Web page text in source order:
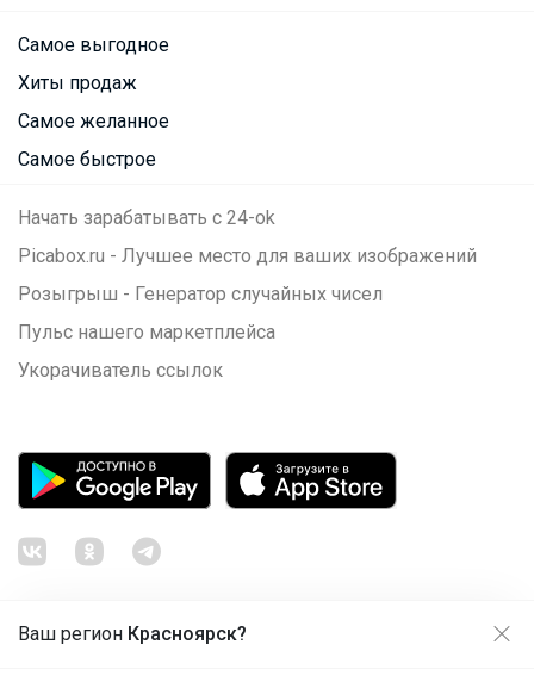
Ваш регион Красноярск?
Самое выгодное
Хиты продаж
Самое желанное
Самое быстрое
Начать зарабатывать с 24-ok
Picabox.ru - Лучшее место для ваших изображений
Розыгрыш - Генератор случайных чисел
Пульс нашего маркетплейса
Укорачиватель ссылок
Продолжая использовать этот сайт и нажимая кнопку